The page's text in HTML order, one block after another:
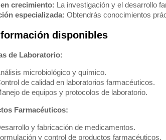
crecimiento: La investigación y el desarrollo
especializada: Obtendrás conocimientos
disponibles
de Laboratorio:
microbiológico y químico.
de calidad en laboratorios farmacéuticos.
de equipos y protocolos de laboratorio.
Farmacéuticos:
y fabricación de medicamentos.
y control de productos farmacéuticos.